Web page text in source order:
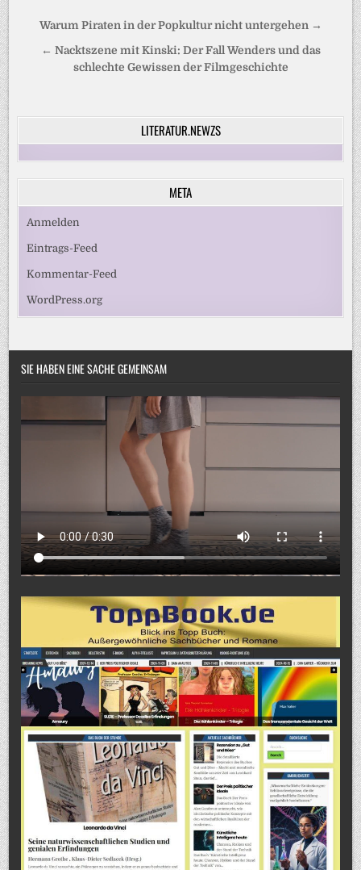
Beitragsnavigation
Warum Piraten in der Popkultur nicht untergehen →
← Nacktszene mit Kinski: Der Fall Wenders und das
schlechte Gewissen der Filmgeschichte
LITERATUR.NEWZS
META
Anmelden
Eintrags-Feed
Kommentar-Feed
WordPress.org
SIE HABEN EINE SACHE GEMEINSAM